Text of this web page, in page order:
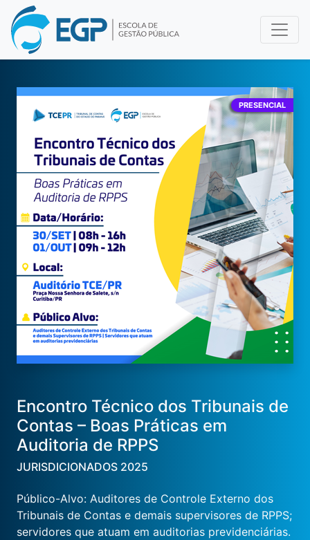
PRESENCIAL
Encontro Técnico dos Tribunais de
Contas – Boas Práticas em
Auditoria de RPPS
JURISDICIONADOS 2025
Público-Alvo: Auditores de Controle Externo dos
Tribunais de Contas e demais supervisores de RPPS;
servidores que atuam em auditorias previdenciárias.